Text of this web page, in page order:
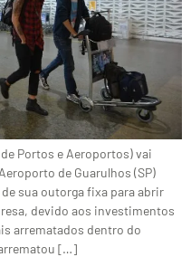
Portos e Aeroportos) vai
de Guarulhos (SP)
sua outorga fixa para abrir
devido aos investimentos
arrematados dentro do
[…]